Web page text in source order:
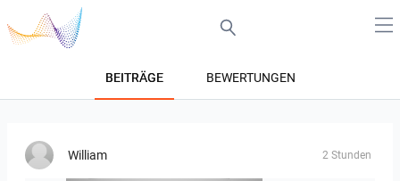
BEITRÄGE BEWERTUNGEN
William 2 Stunden